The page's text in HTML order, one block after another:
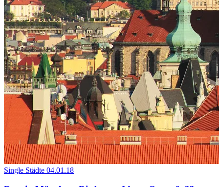
Single Städte 04.01.18